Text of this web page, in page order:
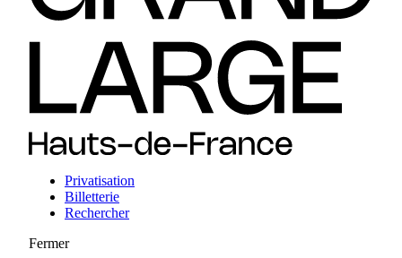
Privatisation
Billetterie
Rechercher
Fermer